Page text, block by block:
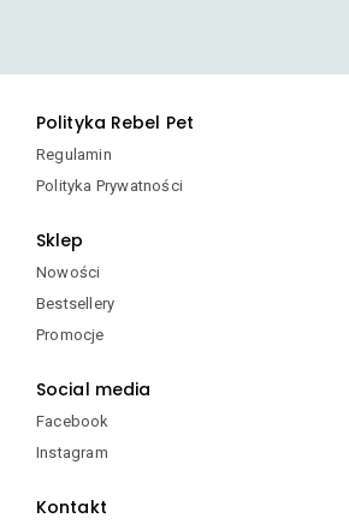
Opcje
wybrać
stronie
Polityka Rebel Pet
Regulamin
Polityka Prywatności
Sklep
Nowości
Bestsellery
Promocje
Social media
Facebook
Instagram
Kontakt